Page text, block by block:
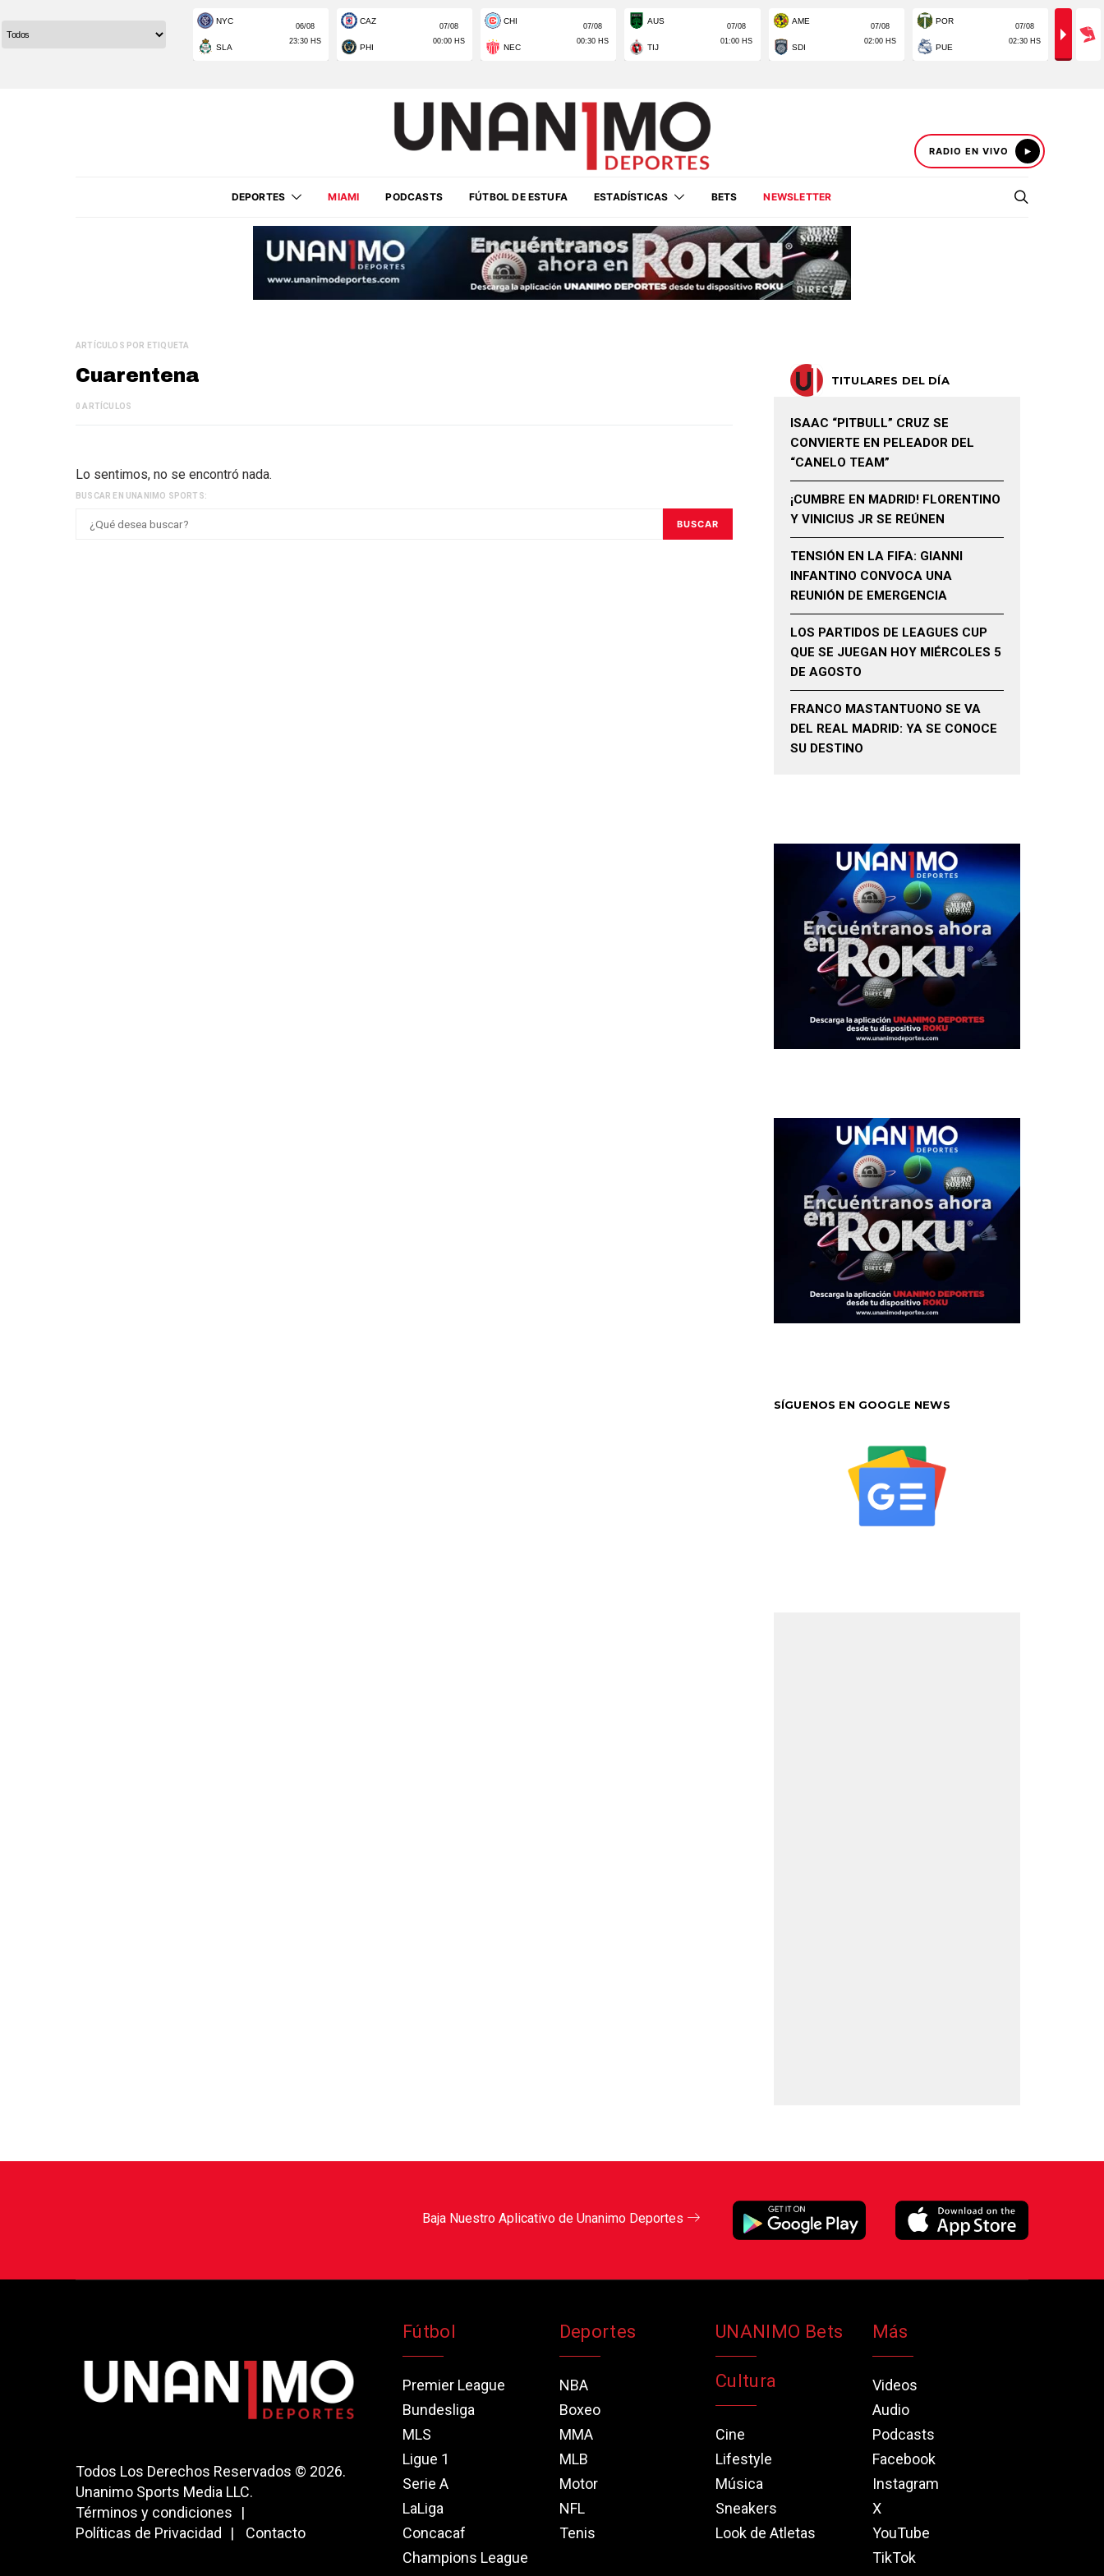
RADIO EN VIVO
DEPORTES MIAMI PODCASTS FÚTBOL DE ESTUFA ESTADÍSTICAS BETS NEWSLETTER
ARTÍCULOS POR ETIQUETA
Cuarentena
0 ARTÍCULOS
Lo sentimos, no se encontró nada.
BUSCAR EN UNANIMO SPORTS:
BUSCAR
TITULARES DEL DÍA
ISAAC “PITBULL” CRUZ SE
CONVIERTE EN PELEADOR DEL
“CANELO TEAM”
¡CUMBRE EN MADRID! FLORENTINO
Y VINICIUS JR SE REÚNEN
TENSIÓN EN LA FIFA: GIANNI
INFANTINO CONVOCA UNA
REUNIÓN DE EMERGENCIA
LOS PARTIDOS DE LEAGUES CUP
QUE SE JUEGAN HOY MIÉRCOLES 5
DE AGOSTO
FRANCO MASTANTUONO SE VA
DEL REAL MADRID: YA SE CONOCE
SU DESTINO
SÍGUENOS EN GOOGLE NEWS
Baja Nuestro Aplicativo de Unanimo Deportes
Todos Los Derechos Reservados © 2026.
Unanimo Sports Media LLC.
Términos y condiciones
Políticas de Privacidad
Contacto
Fútbol
Premier League
Bundesliga
MLS
Ligue 1
Serie A
LaLiga
Concacaf
Champions League
Deportes
NBA
Boxeo
MMA
MLB
Motor
NFL
Tenis
UNANIMO Bets
Cultura
Cine
Lifestyle
Música
Sneakers
Look de Atletas
Más
Videos
Audio
Podcasts
Facebook
Instagram
X
YouTube
TikTok